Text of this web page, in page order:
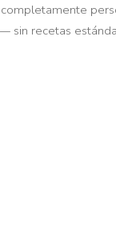
sin recetas